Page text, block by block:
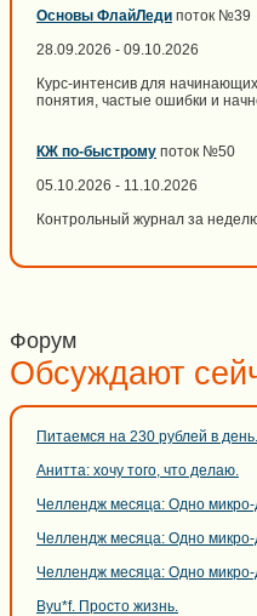
Основы ФлайЛеди поток №39
28.09.2026 - 09.10.2026
Курс-интенсив для
понятия, частые ошибки и
КЖ по-быстрому поток №50
05.10.2026 - 11.10.2026
Контрольный журнал за
Форум
Обсуждают
Питаемся на 230 рублей в
Анитта: хочу того, что делаю.
Челлендж месяца: Одно микро-
Челлендж месяца: Одно
Челлендж месяца: Одно микро-
Byu*f. Просто жизнь.